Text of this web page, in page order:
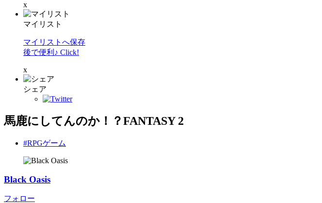
x
マイリスト
マイリストへ保存
後で便利♪ Click!
x
シェア
馬鹿にしてんのか！？FANTASY 2
#RPGゲーム
Black Oasis
フォロー